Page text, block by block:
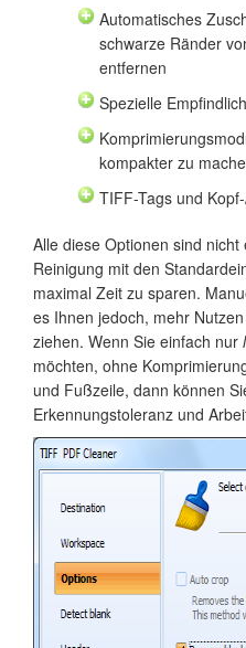
Automatisches
schwarze Ränder
entfernen
Spezielle
kompakter zu
TIFF-Tags und
Alle diese Optionen sind
Reinigung mit den
maximal Zeit zu sparen.
es Ihnen jedoch, mehr
ziehen. Wenn Sie einfach nur
möchten, ohne
und Fußzeile, dann können
Erkennungstoleranz und